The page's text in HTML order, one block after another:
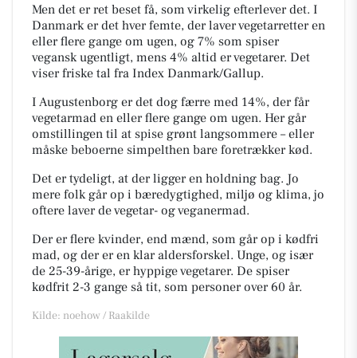
Men det er ret beset få, som virkelig efterlever det. I
Danmark er det hver femte, der laver vegetarretter en
eller flere gange om ugen, og 7% som spiser
vegansk ugentligt, mens 4% altid er vegetarer. Det
viser friske tal fra Index Danmark/Gallup.
I Augustenborg er det dog færre med 14%, der får
vegetarmad en eller flere gange om ugen. Her går
omstillingen til at spise grønt langsommere – eller
måske beboerne simpelthen bare foretrækker kød.
Det er tydeligt, at der ligger en holdning bag. Jo
mere folk går op i bæredygtighed, miljø og klima, jo
oftere laver de vegetar- og veganermad.
Der er flere kvinder, end mænd, som går op i kødfri
mad, og der er en klar aldersforskel. Unge, og især
de 25-39-årige, er hyppige vegetarer. De spiser
kødfrit 2-3 gange så tit, som personer over 60 år.
Kilde: noehow / Raakilde